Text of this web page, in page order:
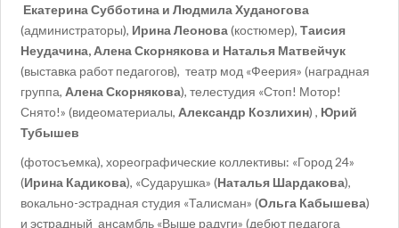
Екатерина Субботина и Людмила Худаногова
(администраторы), Ирина Леонова(костюмер), Таисия
Неудачина, Алена Скорнякова и Наталья Матвейчук
(выставка работ педагогов), театр мод «Феерия» (наградная
группа, Алена Скорнякова), телестудия «Стоп! Мотор!
Снято!» (видеоматериалы, Александр Козлихин) , Юрий
Тубышев
(фотосъемка), хореографические коллективы: «Город 24»
(Ирина Кадикова), «Сударушка» (Наталья Шардакова),
вокально-эстрадная студия «Талисман» (Ольга Кабышева)
и эстрадный ансамбль «Выше радуги» (дебют педагога